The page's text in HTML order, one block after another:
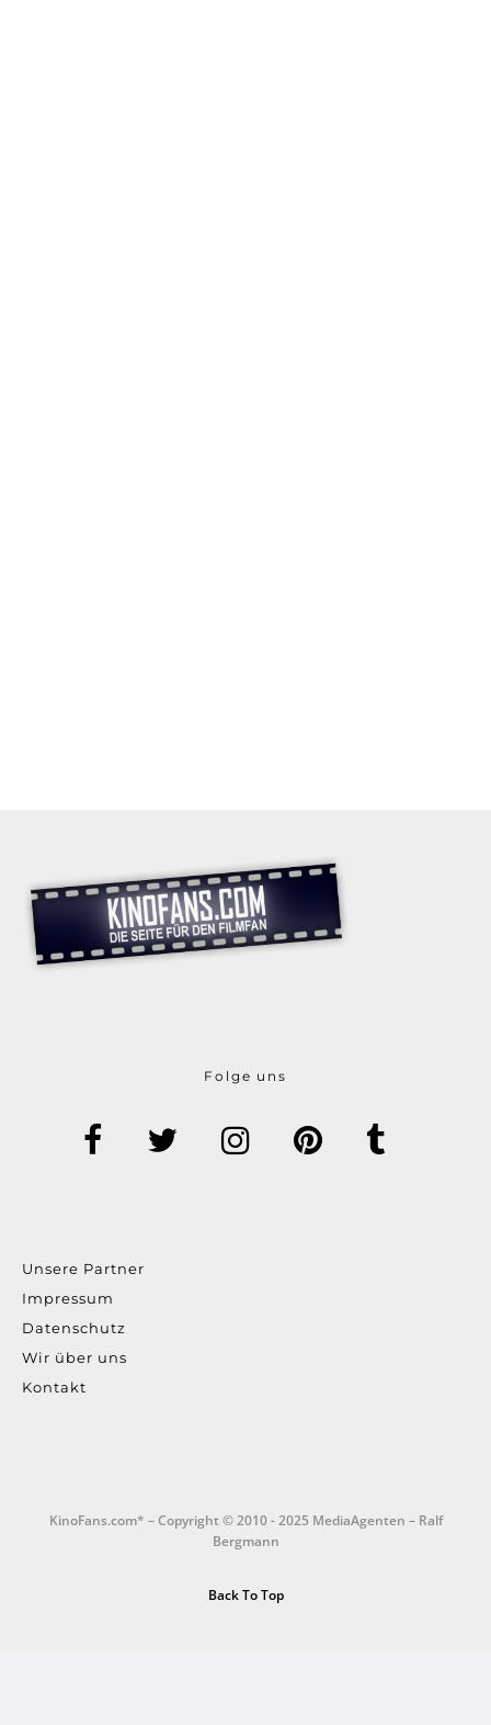
Folge uns
Unsere Partner
Impressum
Datenschutz
Wir über uns
Kontakt
KinoFans.com* – Copyright © 2010 - 2025 MediaAgenten – Ralf
Bergmann
Back To Top